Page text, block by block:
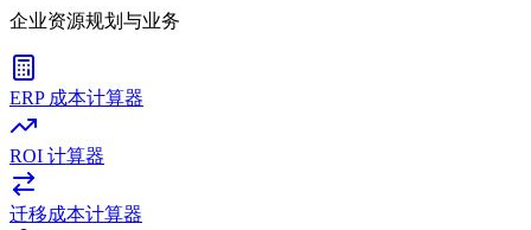
企业资源规划与业务
ERP 成本计算器
ROI 计算器
迁移成本计算器